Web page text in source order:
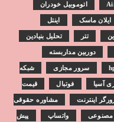
اتوموبیل خودران
ایلان ماسک اینتل
تتر تحلیل بنیادین
دوربین مداربسته
سرور مجازی شبکه
آسیا فوتبال قیمت
اینترنت مشاوره حقوقی
واتساپ پیش